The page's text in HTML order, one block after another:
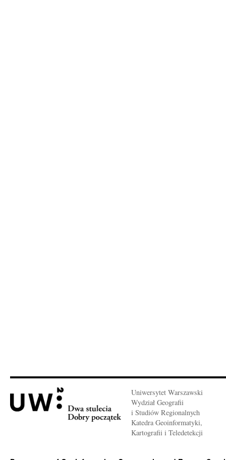
Uniwersytet Warszawski
Wydział Geografii
i Studiów Regionalnych
Katedra Geoinformatyki,
Kartografii i Teledetekcji